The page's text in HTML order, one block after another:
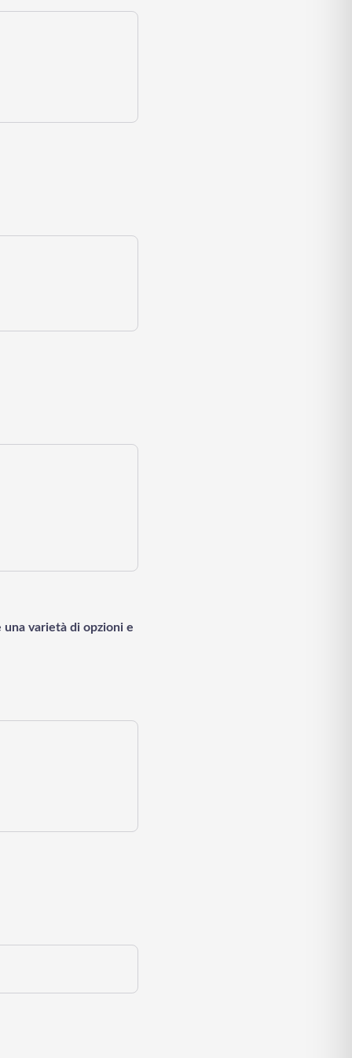
varietà di opzioni e